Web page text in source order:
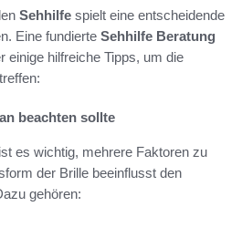
Sehhilfe spielt eine entscheidende
Eine fundierte Sehhilfe Beratung
einige hilfreiche Tipps, um die
beachten sollte
ist es wichtig, mehrere Faktoren zu
der Brille beeinflusst den
gehören: